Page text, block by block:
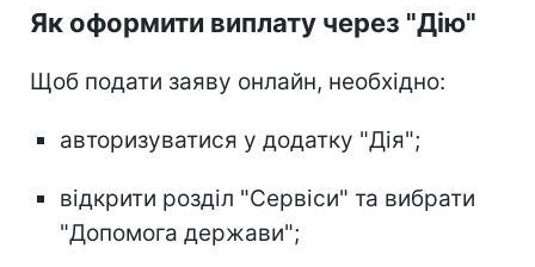
Як оформити виплату через "Дію"
Щоб подати заяву онлайн, необхідно:
авторизуватися у додатку "Дія";
відкрити розділ "Сервіси" та вибрати
"Допомога держави";